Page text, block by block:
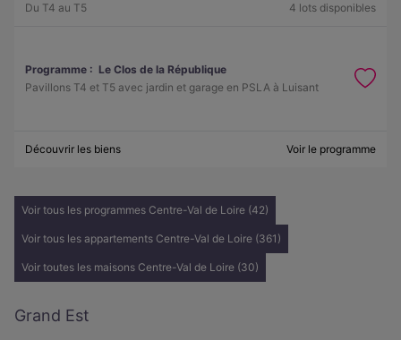
Du T4 au T5
4 lots disponibles
Programme : Le Clos de la République
Pavillons T4 et T5 avec jardin et garage en PSLA à Luisant
Découvrir les biens Voir le programme
Voir tous les programmes Centre-Val de Loire (42)
Voir tous les appartements Centre-Val de Loire (361)
Voir toutes les maisons Centre-Val de Loire (30)
Grand Est